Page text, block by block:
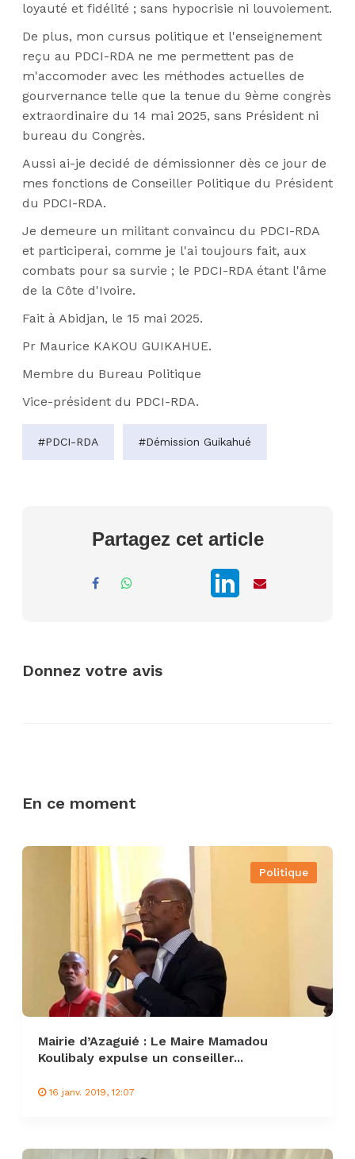
loyauté et fidélité ; sans hypocrisie ni louvoiement.
De plus, mon cursus politique et l'enseignement
reçu au PDCI-RDA ne me permettent pas de
m'accomoder avec les méthodes actuelles de
gourvernance telle que la tenue du 9ème congrès
extraordinaire du 14 mai 2025, sans Président ni
bureau du Congrès.
Aussi ai-je decidé de démissionner dès ce jour de
mes fonctions de Conseiller Politique du Président
du PDCI-RDA.
Je demeure un militant convaincu du PDCI-RDA
et participerai, comme je l'ai toujours fait, aux
combats pour sa survie ; le PDCI-RDA étant l'âme
de la Côte d'Ivoire.
Fait à Abidjan, le 15 mai 2025.
Pr Maurice KAKOU GUIKAHUE.
Membre du Bureau Politique
Vice-président du PDCI-RDA.
#PDCI-RDA #Démission Guikahué
Partagez cet article
Donnez votre avis
En ce moment
Politique
Mairie d’Azaguié : Le Maire Mamadou
Koulibaly expulse un conseiller...
16 janv. 2019, 12:07